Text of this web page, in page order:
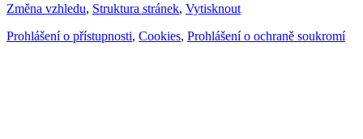
Změna vzhledu, Struktura stránek, Vytisknout
Prohlášení o přístupnosti, Cookies, Prohlášení o ochraně soukromí